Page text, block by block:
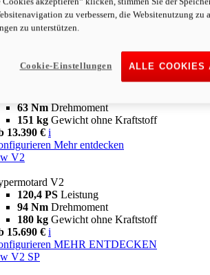
63 NmDrehmoment
151 kgGewicht ohne Kraftstoff
13.890 € i
63 Nm Drehmoment
151 kg Gewicht ohne Kraftstoff
13.390 € i
Mehr entdecken
V2
V2
120,4 PS Leistung
94 Nm Drehmoment
180 kg Gewicht ohne Kraftstoff
15.690 € i
MEHR ENTDECKEN
V2 SP
zu verbessern, die Websitenutzung zu
zu unterstützen.
ALLE COOKIES
Cookie-Einstellungen